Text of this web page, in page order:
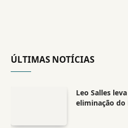
ÚLTIMAS NOTÍCIAS
Leo Salles
eliminação do